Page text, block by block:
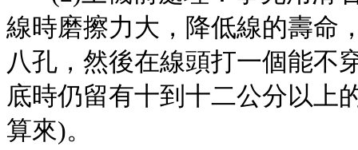
線時磨擦力大，降低線的壽命
八孔，然後在線頭打一個能不
底時仍留有十到十二公分以上
算來)。